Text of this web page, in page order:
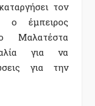
τον
ο έμπειρος
Μαλατέστα
για να
για την